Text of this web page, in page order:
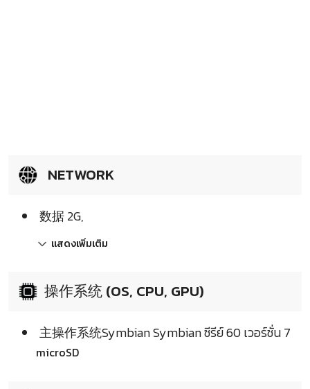
NETWORK
数据 2G,
แสดงเพิ่มเติม
操作系统 (OS, CPU, GPU)
主操作系统Symbian Symbian ซีรีย์ 60 เวอร์ชั่น 7
microSD